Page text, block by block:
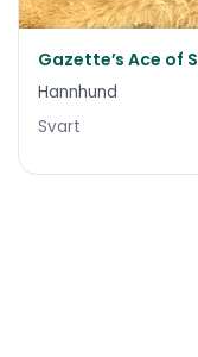
Gazette’s Ace of
Hannhund
Svart